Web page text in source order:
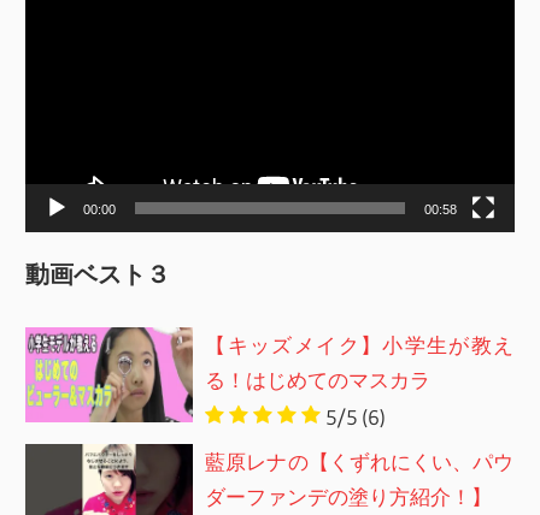
ー
00:00 00:58
動画ベスト３
【キッズメイク】小学生が教え
る！はじめてのマスカラ
5/5 (6)
藍原レナの【くずれにくい、パウ
ダーファンデの塗り方紹介！】